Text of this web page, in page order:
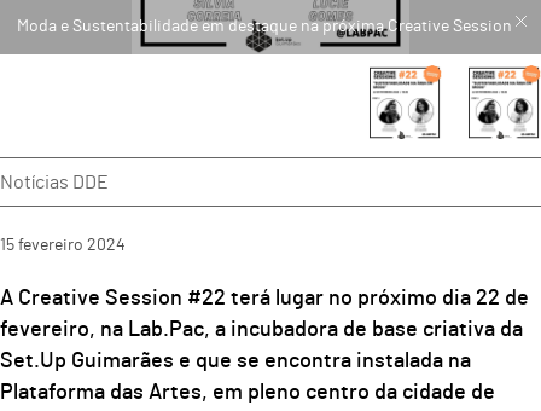
Moda e Sustentabilidade em destaque na próxima Creative Session
Notícias DDE
15 fevereiro 2024
A Creative Session #22 terá lugar no próximo dia 22 de
fevereiro, na Lab.Pac, a incubadora de base criativa da
Set.Up Guimarães e que se encontra instalada na
Plataforma das Artes, em pleno centro da cidade de